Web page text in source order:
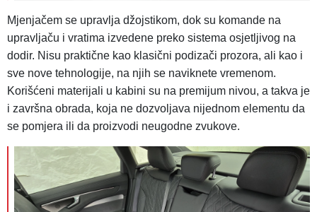
Mjenjačem se upravlja džojstikom, dok su komande na
upravljaču i vratima izvedene preko sistema osjetljivog na
dodir. Nisu praktične kao klasični podizači prozora, ali kao i
sve nove tehnologije, na njih se naviknete vremenom.
Korišćeni materijali u kabini su na premijum nivou, a takva je
i završna obrada, koja ne dozvoljava nijednom elementu da
se pomjera ili da proizvodi neugodne zvukove.